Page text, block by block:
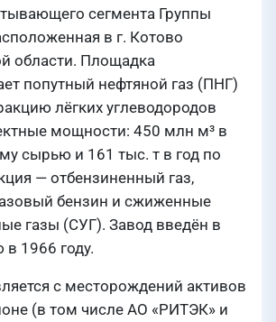
сегмента Группы
в г. Котово
области. Площадка
попутный нефтяной газ (ПНГ)
лёгких углеводородов
мощности: 450 млн м³ в
сырью и 161 тыс. т в год по
— отбензиненный газ,
бензин и сжиженные
газы (СУГ). Завод введён в
в 1966 году.
с месторождений активов
(в том числе АО «РИТЭК» и